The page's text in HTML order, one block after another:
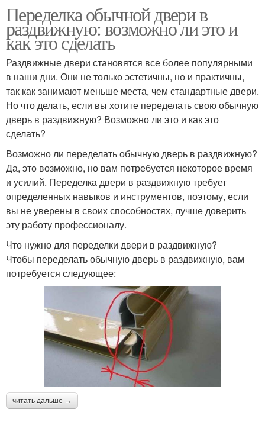
Переделка обычной двери в
раздвижную: возможно ли это и
как это сделать
Раздвижные двери становятся все более популярными
в наши дни. Они не только эстетичны, но и практичны,
так как занимают меньше места, чем стандартные двери.
Но что делать, если вы хотите переделать свою обычную
дверь в раздвижную? Возможно ли это и как это
сделать?
Возможно ли переделать обычную дверь в раздвижную?
Да, это возможно, но вам потребуется некоторое время
и усилий. Переделка двери в раздвижную требует
определенных навыков и инструментов, поэтому, если
вы не уверены в своих способностях, лучше доверить
эту работу профессионалу.
Что нужно для переделки двери в раздвижную?
Чтобы переделать обычную дверь в раздвижную, вам
потребуется следующее:
читать дальше →